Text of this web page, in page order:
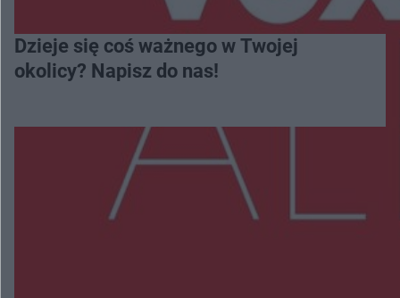
Dzieje się coś ważnego w Twojej
okolicy? Napisz do nas!
Więcej